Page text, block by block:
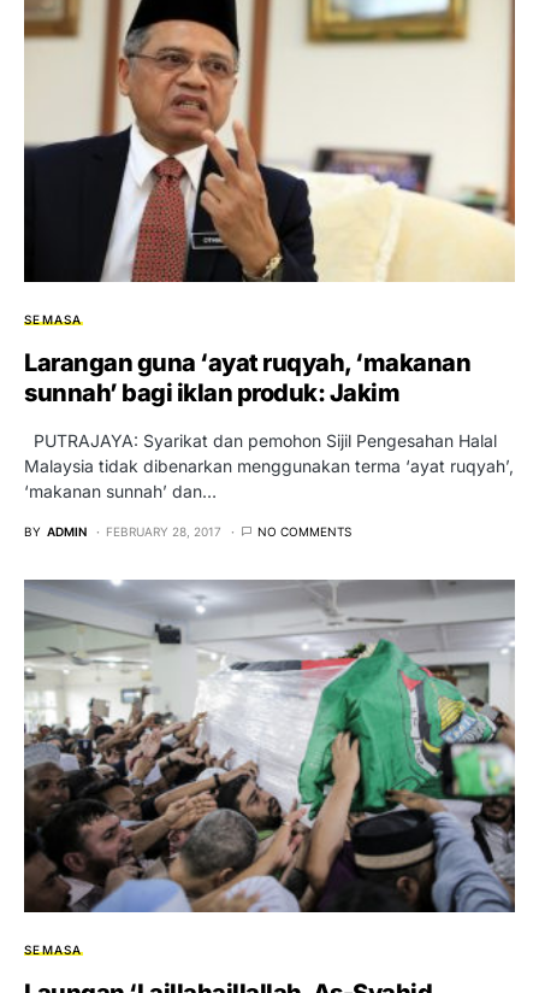
SEMASA
Larangan guna ‘ayat ruqyah, ‘makanan
sunnah’ bagi iklan produk: Jakim
PUTRAJAYA: Syarikat dan pemohon Sijil Pengesahan Halal
Malaysia tidak dibenarkan menggunakan terma ‘ayat ruqyah’,
‘makanan sunnah’ dan…
BY ADMIN FEBRUARY 28, 2017 NO COMMENTS
SEMASA